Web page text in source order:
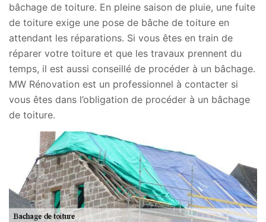
bâchage de toiture. En pleine saison de pluie, une fuite
de toiture exige une pose de bâche de toiture en
attendant les réparations. Si vous êtes en train de
réparer votre toiture et que les travaux prennent du
temps, il est aussi conseillé de procéder à un bâchage.
MW Rénovation est un professionnel à contacter si
vous êtes dans l’obligation de procéder à un bâchage
de toiture.